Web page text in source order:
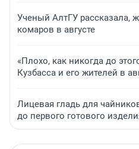
Ученый АлтГУ рассказала,
комаров в августе
«Плохо, как никогда до
Кузбасса и его жителей в
Лицевая гладь для
до первого готового